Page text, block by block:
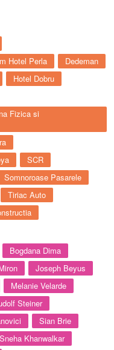
Hotel Perla
Dedeman
Hotel Dobru
Fizica si
SCR
Somnoroase Pasarele
Tiriac Auto
Bogdana Dima
Joseph Beyus
Melanie Velarde
Steiner
Sian Brie
Sneha Khanwalkar